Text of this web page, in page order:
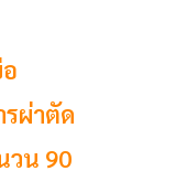
รผ่าตัด
วน 90